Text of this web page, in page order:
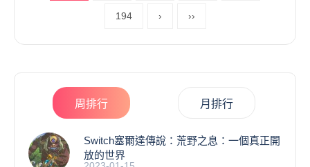
194 › ››
周排行 月排行
Switch塞爾達傳說：荒野之息：一個真正開
放的世界